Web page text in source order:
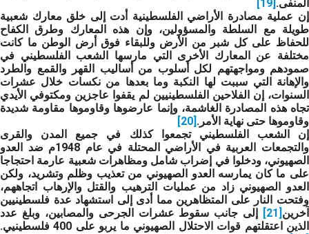
المنفى.
إن عملية مصادرة الأراضي الفلسطينية أدت إلى خلق معارك شعبية
طويلة مع السلطة والمسؤولين، وإن هذه المعارك وطرق الكفاح
للحفاظ على كل شبر من الأرض وللبقاء فوق أرض الوطن ما كانت
مختلفة عن المعارك الأخرى التي مارسها الشعب الفلسطيني في
صمودهم ومواجهتهم لكل أسلوب من أساليب القهر والقمع والطرد
والإهانة التي سببت لها النكبة وما بعدها من نكسات خلال عشرات
السنوات، إن الفلاحين الفلسطينيين لم يقفوا عاجزين ومكتوفي الأيدي
تجاه هذه المصادرة الغاشمة، وإنما عارضوها وقاوموها مقاومة شديدة
وقاوموها حتى نهاية الأمر.
إن الشعب الفلسطيني تجمعوا كذلك في جميع المدن والقرى
والتجمعات العربية في الأراضي المحتلة في عام 1948م ضد العدو
الصهيوني، ودخلوا في إضراب شامل ومظاهرات شعبية عارمة احتجاجا
على ما كان يمارسه العدو الصهيوني من تعذيب وظلم وتشريد، ولكن
العدو الصهيوني زاد من عمليات الترهيب والقتل والإرهاب اتجاههم،
وفتحت النار على المتظاهرين مما أدى إلى استشهاد عدة فلسطينيين
آخرين
إلى جانب سقوط عشرات الجرحى والمصابين، وبلغ عدد
الذين اعتقلتهم قوات الاحتلال الصهيوني ما يربو على 400فلسطينيي.